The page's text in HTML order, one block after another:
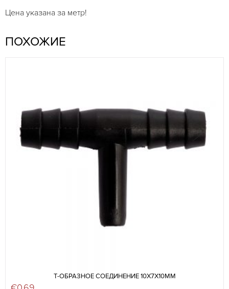
Цена указана за метр!
ПОХОЖИЕ
Т-ОБРАЗНОЕ СОЕДИНЕНИЕ 10X7X10ММ